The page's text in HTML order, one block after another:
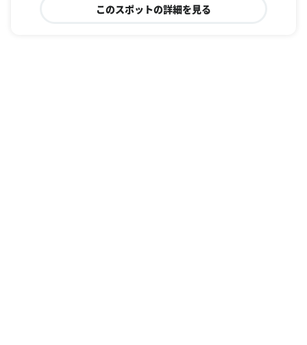
このスポットの詳細を見る